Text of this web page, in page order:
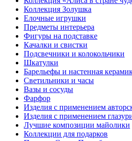
Коллекция Золушка
Елочные игрушки
Предметы интерьера
Фигуры на подставке
Качалки и свистки
Подсвечники и колокольчики
Шкатулки
Барельефы и настенная
Светильники и часы
Вазы и сосуды
Фарфор
Изделия с применением
Изделия с применением
Лучшие композиции майолики
Коллекции для подарков